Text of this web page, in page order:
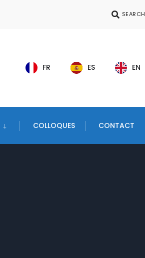
SEARCH
FR ES EN
COLLOQUES CONTACT